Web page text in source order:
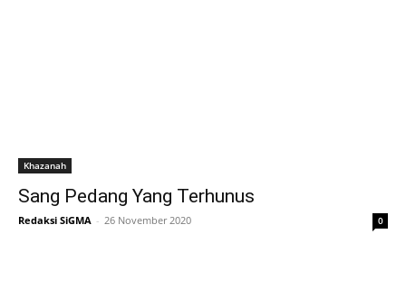
Khazanah
Sang Pedang Yang Terhunus
Redaksi SiGMA - 26 November 2020 0